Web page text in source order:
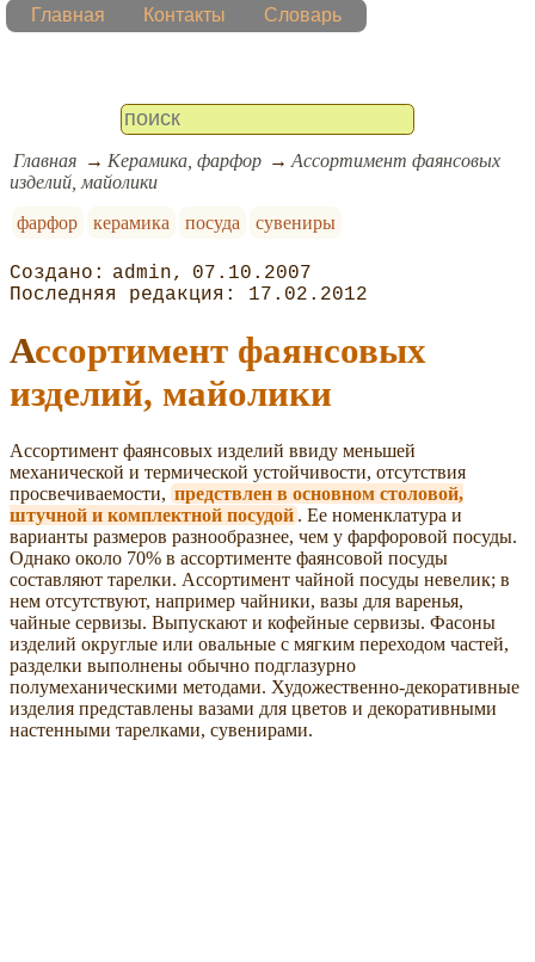
Главная Контакты Словарь
Главная Керамика, фарфор
Ассортимент фаянсовых
изделий, майолики
фарфор
керамика посуда сувениры
admin
07.10.2007
17.02.2012
Ассортимент фаянсовых
изделий, майолики
Ассортимент фаянсовых изделий ввиду меньшей
механической и термической устойчивости, отсутствия
просвечиваемости, предствлен в основном столовой,
штучной и комплектной посудой . Ее номенклатура и
варианты размеров разнообразнее, чем у фарфоровой посуды.
Однако около 70% в ассортименте фаянсовой посуды
составляют тарелки. Ассортимент чайной посуды невелик; в
нем отсутствуют, например чайники, вазы для варенья,
чайные сервизы. Выпускают и кофейные сервизы. Фасоны
изделий округлые или овальные с мягким переходом частей,
разделки выполнены обычно подглазурно
полумеханическими методами. Художественно-декоративные
изделия представлены вазами для цветов и декоративными
настенными тарелками, сувенирами.